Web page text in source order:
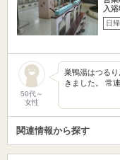
入
日
50代～
女性
巣鴨湯はつる
きました。 常
関連情報から探す